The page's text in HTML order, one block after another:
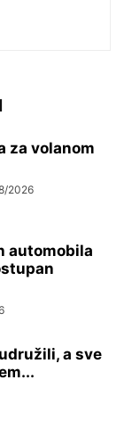
za volanom
2026
automobila
a sve